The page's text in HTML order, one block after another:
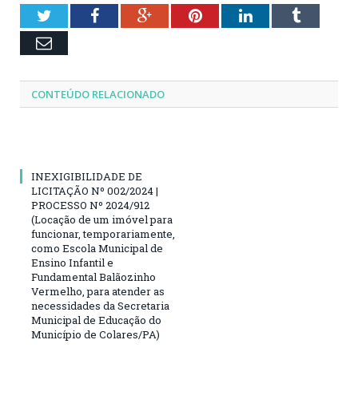
TwitterFacebookGoogle+PinterestLinkedInTumblr
Email
CONTEÚDO RELACIONADO
INEXIGIBILIDADE DE
LICITAÇÃO Nº 002/2024 |
PROCESSO Nº 2024/912
(Locação de um imóvel para
funcionar, temporariamente,
como Escola Municipal de
Ensino Infantil e
Fundamental Balãozinho
Vermelho, para atender as
necessidades da Secretaria
Municipal de Educação do
Município de Colares/PA)